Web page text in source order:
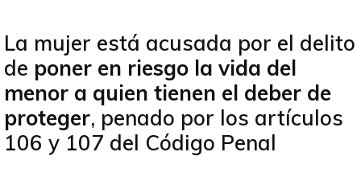
La mujer está acusada por el delito
de poner en riesgo la vida del
menor a quien tienen el deber de
proteger, penado por los artículos
106 y 107 del Código Penal